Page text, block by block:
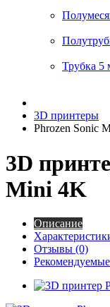
Трубка 5
3D принтеры
Phrozen Sonic
3D
Mini 4K
Описание
Отзывы (0)